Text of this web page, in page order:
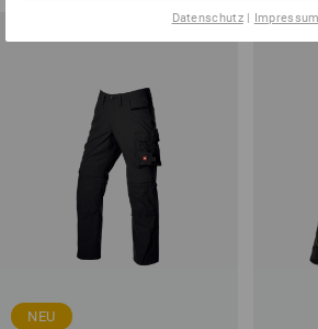
NEU
Datenschutz| Impressum